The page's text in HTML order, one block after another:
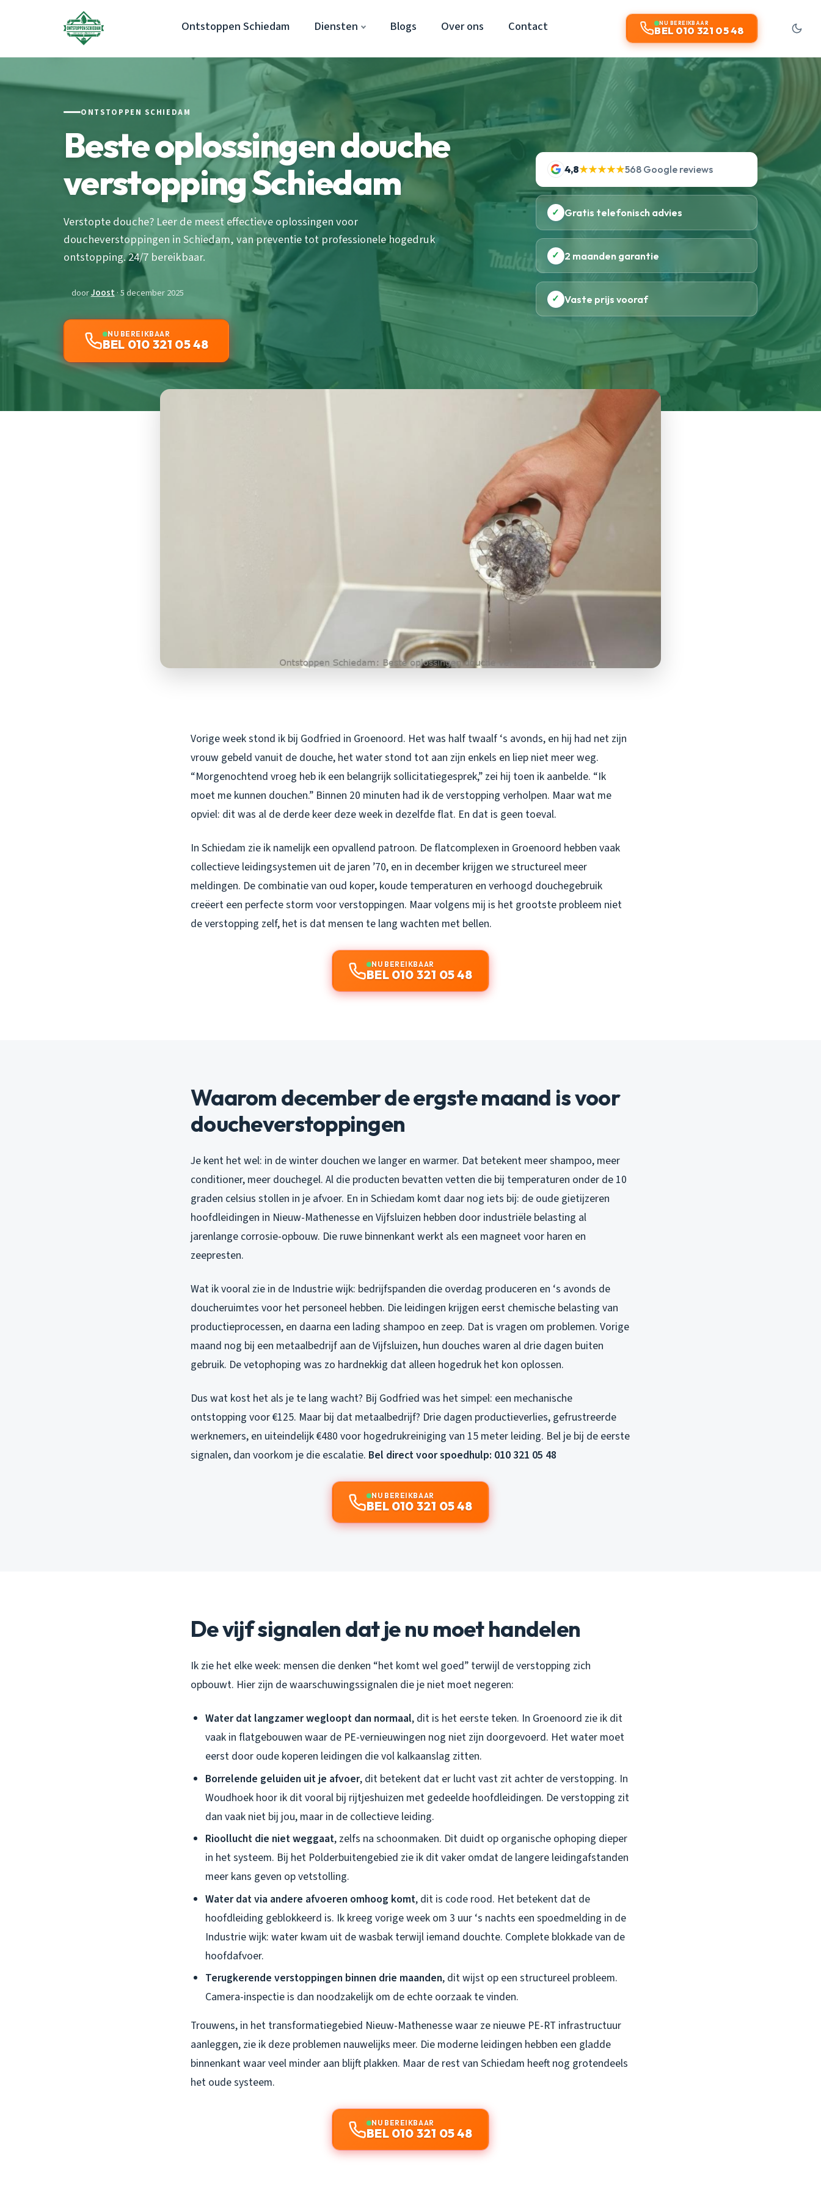
Ontstoppen Schiedam Diensten Blogs Over ons Contact NU BEREIKBAAR
BEL 010 321 05 48
ONTSTOPPEN SCHIEDAM
Beste oplossingen douche
verstopping Schiedam
Verstopte douche? Leer de meest effectieve oplossingen voor
doucheverstoppingen in Schiedam, van preventie tot professionele hogedruk
ontstopping. 24/7 bereikbaar.
doorJoost· 5 december 2025
NU BEREIKBAAR
BEL 010 321 05 48
4,8★★★★★568 Google reviews
✓ Gratis telefonisch advies
✓ 2 maanden garantie
✓ Vaste prijs vooraf
Vorige week stond ik bij Godfried in Groenoord. Het was half twaalf ‘s avonds, en hij had net zijn
vrouw gebeld vanuit de douche, het water stond tot aan zijn enkels en liep niet meer weg.
“Morgenochtend vroeg heb ik een belangrijk sollicitatiegesprek,” zei hij toen ik aanbelde. “Ik
moet me kunnen douchen.” Binnen 20 minuten had ik de verstopping verholpen. Maar wat me
opviel: dit was al de derde keer deze week in dezelfde flat. En dat is geen toeval.
In Schiedam zie ik namelijk een opvallend patroon. De flatcomplexen in Groenoord hebben vaak
collectieve leidingsystemen uit de jaren ’70, en in december krijgen we structureel meer
meldingen. De combinatie van oud koper, koude temperaturen en verhoogd douchegebruik
creëert een perfecte storm voor verstoppingen. Maar volgens mij is het grootste probleem niet
de verstopping zelf, het is dat mensen te lang wachten met bellen.
NU BEREIKBAAR
BEL 010 321 05 48
Waarom december de ergste maand is voor
doucheverstoppingen
Je kent het wel: in de winter douchen we langer en warmer. Dat betekent meer shampoo, meer
conditioner, meer douchegel. Al die producten bevatten vetten die bij temperaturen onder de 10
graden celsius stollen in je afvoer. En in Schiedam komt daar nog iets bij: de oude gietijzeren
hoofdleidingen in Nieuw-Mathenesse en Vijfsluizen hebben door industriële belasting al
jarenlange corrosie-opbouw. Die ruwe binnenkant werkt als een magneet voor haren en
zeepresten.
Wat ik vooral zie in de Industrie wijk: bedrijfspanden die overdag produceren en ‘s avonds de
doucheruimtes voor het personeel hebben. Die leidingen krijgen eerst chemische belasting van
productieprocessen, en daarna een lading shampoo en zeep. Dat is vragen om problemen. Vorige
maand nog bij een metaalbedrijf aan de Vijfsluizen, hun douches waren al drie dagen buiten
gebruik. De vetophoping was zo hardnekkig dat alleen hogedruk het kon oplossen.
Dus wat kost het als je te lang wacht? Bij Godfried was het simpel: een mechanische
ontstopping voor €125. Maar bij dat metaalbedrijf? Drie dagen productieverlies, gefrustreerde
werknemers, en uiteindelijk €480 voor hogedrukreiniging van 15 meter leiding. Bel je bij de eerste
signalen, dan voorkom je die escalatie. Bel direct voor spoedhulp: 010 321 05 48
NU BEREIKBAAR
BEL 010 321 05 48
De vijf signalen dat je nu moet handelen
Ik zie het elke week: mensen die denken “het komt wel goed” terwijl de verstopping zich
opbouwt. Hier zijn de waarschuwingssignalen die je niet moet negeren:
Water dat langzamer wegloopt dan normaal, dit is het eerste teken. In Groenoord zie ik dit
vaak in flatgebouwen waar de PE-vernieuwingen nog niet zijn doorgevoerd. Het water moet
eerst door oude koperen leidingen die vol kalkaanslag zitten.
Borrelende geluiden uit je afvoer, dit betekent dat er lucht vast zit achter de verstopping. In
Woudhoek hoor ik dit vooral bij rijtjeshuizen met gedeelde hoofdleidingen. De verstopping zit
dan vaak niet bij jou, maar in de collectieve leiding.
Rioollucht die niet weggaat, zelfs na schoonmaken. Dit duidt op organische ophoping dieper
in het systeem. Bij het Polderbuitengebied zie ik dit vaker omdat de langere leidingafstanden
meer kans geven op vetstolling.
Water dat via andere afvoeren omhoog komt, dit is code rood. Het betekent dat de
hoofdleiding geblokkeerd is. Ik kreeg vorige week om 3 uur ‘s nachts een spoedmelding in de
Industrie wijk: water kwam uit de wasbak terwijl iemand douchte. Complete blokkade van de
hoofdafvoer.
Terugkerende verstoppingen binnen drie maanden, dit wijst op een structureel probleem.
Camera-inspectie is dan noodzakelijk om de echte oorzaak te vinden.
Trouwens, in het transformatiegebied Nieuw-Mathenesse waar ze nieuwe PE-RT infrastructuur
aanleggen, zie ik deze problemen nauwelijks meer. Die moderne leidingen hebben een gladde
binnenkant waar veel minder aan blijft plakken. Maar de rest van Schiedam heeft nog grotendeels
het oude systeem.
NU BEREIKBAAR
BEL 010 321 05 48